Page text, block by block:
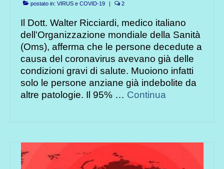
postato in: VIRUS e COVID-19 | 2
Il Dott. Walter Ricciardi, medico italiano
dell’Organizzazione mondiale della Sanità
(Oms), afferma che le persone decedute a
causa del coronavirus avevano già delle
condizioni gravi di salute. Muoiono infatti
solo le persone anziane già indebolite da
altre patologie. Il 95% … Continua